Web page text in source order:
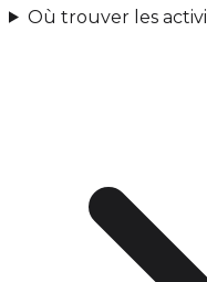
Où trouver les